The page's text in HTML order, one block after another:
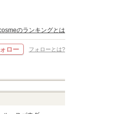
のランキングとは
ロー フォローとは?